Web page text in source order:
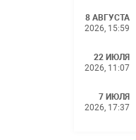
8 АВГУСТА
2026, 15:59
22 ИЮЛЯ
2026, 11:07
7 ИЮЛЯ
2026, 17:37